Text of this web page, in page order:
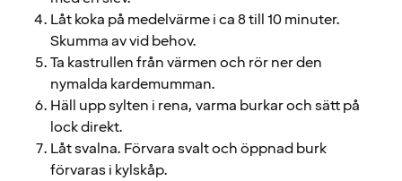
Låt koka på medelvärme i ca 8 till 10 minuter.
Skumma av vid behov.
Ta kastrullen från värmen och rör ner den
nymalda kardemumman.
Häll upp sylten i rena, varma burkar och sätt på
lock direkt.
Låt svalna. Förvara svalt och öppnad burk
förvaras i kylskåp.